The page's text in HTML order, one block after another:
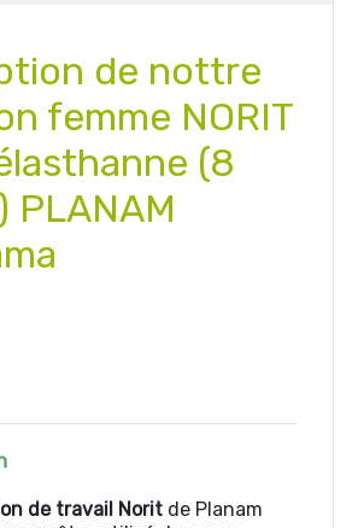
de nottre
femme NORIT
(8
PLANAM
de travail Norit de Planam